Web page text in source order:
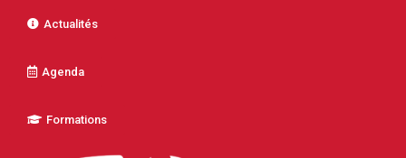
Actualités
Agenda
Formations